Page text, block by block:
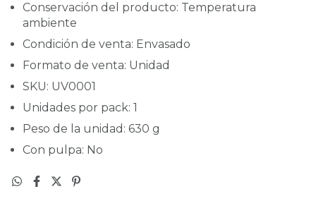
Conservación del producto: Temperatura
ambiente
Condición de venta: Envasado
Formato de venta: Unidad
SKU: UV0001
Unidades por pack: 1
Peso de la unidad: 630 g
Con pulpa: No